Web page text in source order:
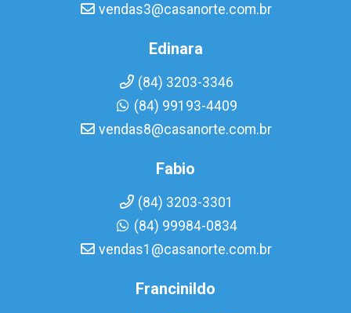
vendas3@casanorte.com.br
Edinara
(84) 3203-3346
(84) 99193-4409
vendas8@casanorte.com.br
Fabio
(84) 3203-3301
(84) 99984-0834
vendas1@casanorte.com.br
Francinildo